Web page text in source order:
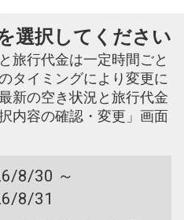
選択してください
旅行代金は一定時間ごと
タイミングにより変更に
新の空き状況と旅行代金
内容の確認・変更」画面
8/30 ～
8/31